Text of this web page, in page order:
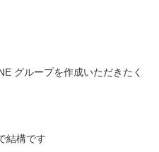
グループを作成いただきたく
結構です